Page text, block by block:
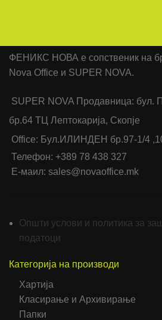
ФЕНИКС НОВА е сопственик на
Nova Office и SUPER NOVA.
SUPER NOVA Продавница: бул.
бр.64 ТЦ Лептокарија, Скопје
Office: Бул.ИЛИНДЕН бр.97-1/4
Телефон: +389 78 438 327
Е-маил: sales@novaoffice.mk
Општи услови и политика за
податоци
Категорија на производи
Хартија
Класирање и Архивирање
Папки